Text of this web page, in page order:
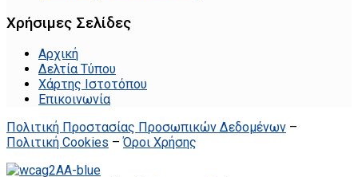
Χρήσιμες Σελίδες
Αρχική
Δελτία Τύπου
Χάρτης Ιστοτόπου
Επικοινωνία
Πολιτική Προστασίας Προσωπικών Δεδομένων –
Πολιτική Cookies –Όροι Χρήσης